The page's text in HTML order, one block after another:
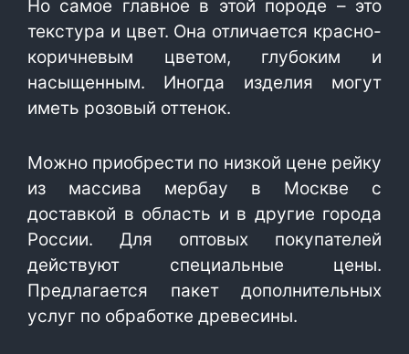
Но самое главное в этой породе – это
текстура и цвет. Она отличается красно-
коричневым цветом, глубоким и
насыщенным. Иногда изделия могут
иметь розовый оттенок.
Можно приобрести по низкой цене рейку
из массива мербау в Москве с
доставкой в область и в другие города
России. Для оптовых покупателей
действуют специальные цены.
Предлагается пакет дополнительных
услуг по обработке древесины.